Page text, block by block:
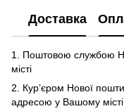
Доставка
1. Поштовою службою
місті
2. Кур’єром Нової
адресою у Вашому місті.